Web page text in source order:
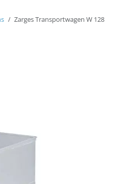
Zarges Transportwagen W 128